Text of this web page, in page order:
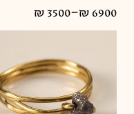
₪ 3500–₪6900
טווח
מחירים: